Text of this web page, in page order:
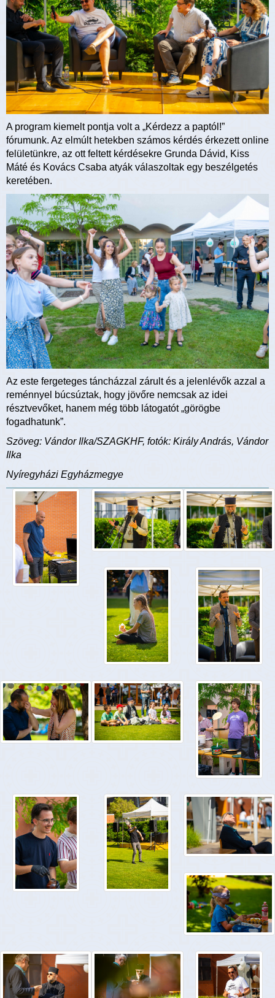
A program kiemelt pontja volt a „Kérdezz a paptól!”
fórumunk. Az elmúlt hetekben számos kérdés érkezett online
felületünkre, az ott feltett kérdésekre Grunda Dávid, Kiss
Máté és Kovács Csaba atyák válaszoltak egy beszélgetés
keretében.
Az este fergeteges táncházzal zárult és a jelenlévők azzal a
reménnyel búcsúztak, hogy jövőre nemcsak az idei
résztvevőket, hanem még több látogatót „görögbe
fogadhatunk”.
Szöveg: Vándor Ilka/SZAGKHF, fotók: Király András, Vándor
Ilka
Nyíregyházi Egyházmegye